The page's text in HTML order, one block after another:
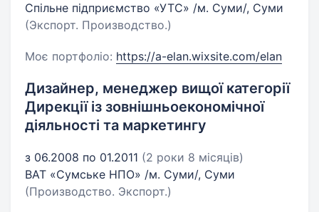
Спільне підприємство «УТС» /м. Суми/, Суми
(Экспорт. Производство.)
Моє портфоліо: https://a-elan.wixsite.com/elan
Дизайнер, менеджер вищої категорії
Дирекції із зовнішньоекономічної
діяльності та маркетингу
з 06.2008 по 01.2011 (2 роки 8 місяців)
ВАТ «Сумське НПО» /м. Суми/, Суми
(Производство. Экспорт.)